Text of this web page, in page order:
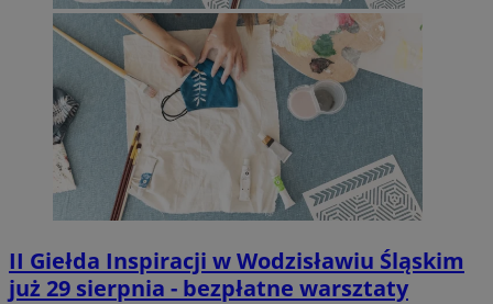
II Giełda Inspiracji w Wodzisławiu Śląskim
już 29 sierpnia - bezpłatne warsztaty